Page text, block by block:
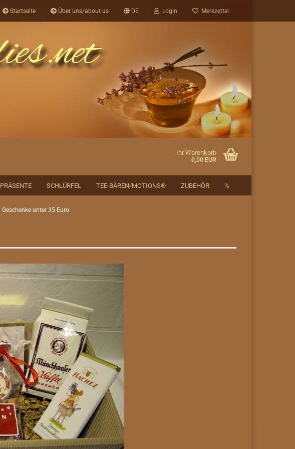
Startseite Über uns/about us DE Login Merkzettel
Ihr Warenkorb
0,00 EUR
PRÄSENTE SCHLÜRFEL TEE-BÄREN/MOTIONS® ZUBEHÖR %
Geschenke unter 35 Euro